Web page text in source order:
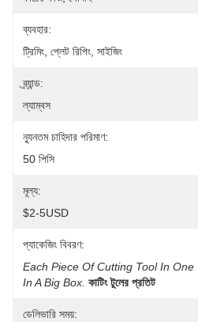
ব্যবহার:
ট্রিমিং, প্লেট রিপিং, সাইজিং
ব্র্যান্ড:
ল্যাম্বস
ন্যূনতম চাহিদার পরিমাণ:
50 পিসি
মূল্য:
$2-5USD
প্যাকেজিং বিবরণ:
Each Piece Of Cutting Tool In
In A Big Box. কাটিং টুলের প্রতিট
ডেলিভারি সময়: